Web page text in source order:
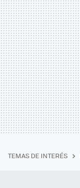
TEMAS DE INTERÉS